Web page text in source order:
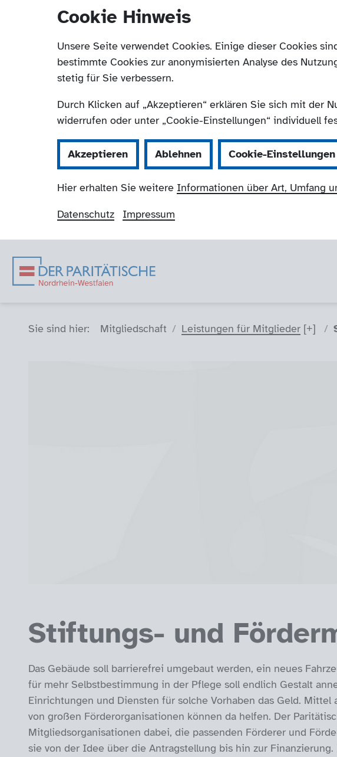
Cookie Hinweis
Unsere Seite verwendet Cookies. Einige dieser Cookies
bestimmte Cookies zur anonymisierten Analyse des
stetig für Sie verbessern.
Durch Klicken auf „Akzeptieren“ erklären Sie sich mit der
widerrufen oder unter „Cookie-Einstellungen“ individuell
Akzeptieren Ablehnen Cookie-Einstellungen
Hier erhalten Sie weitere Informationen über Art, Umfang
Datenschutz Impressum
Der Paritätische NRW
Navigation
Sie sind hier: Mitgliedschaft Leistungen für Mitglieder
Stiftungs- und
Das Gebäude soll barrierefrei umgebaut werden, ein neues
für mehr Selbstbestimmung in der Pflege soll endlich Gestalt
Einrichtungen und Diensten für solche Vorhaben das Geld.
von großen Förderorganisationen können da helfen. Der
Mitgliedsorganisationen dabei, die passenden Förderer und
sie von der Idee über die Antragstellung bis hin zur